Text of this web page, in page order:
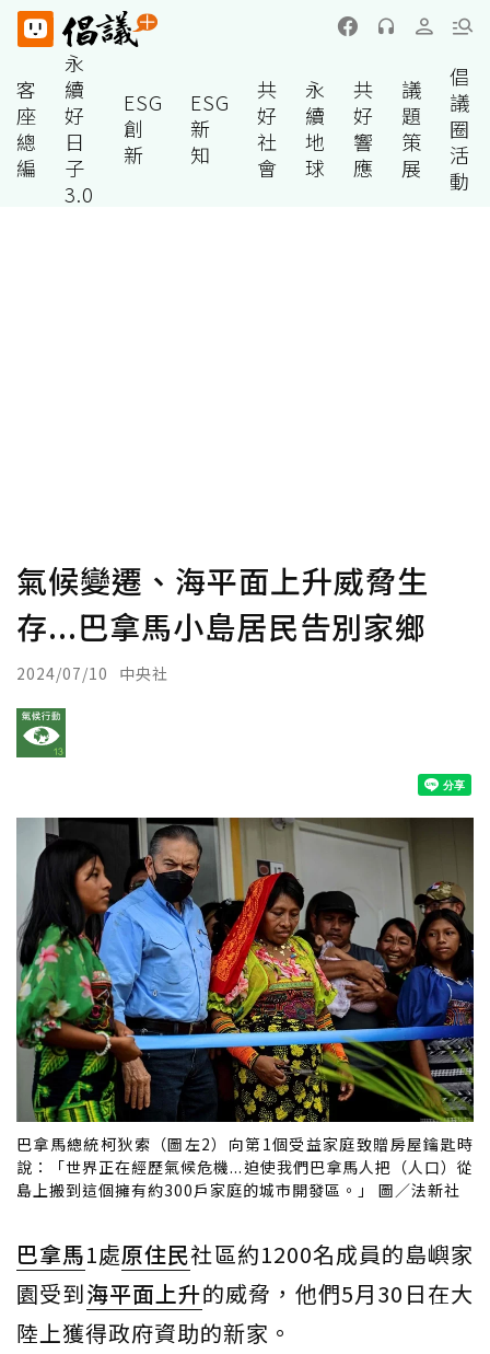
客
座
總
編
永
續
好
日
子
3.0
ESG
創
新
ESG
新
知
共
好
社
會
永
續
地
球
共
好
響
應
議
題
策
展
倡
議
圈
活
動
氣候變遷、海平面上升威脅生
存...巴拿馬小島居民告別家鄉
2024/07/10 中央社
巴拿馬總統柯狄索（圖左2）向第1個受益家庭致贈房屋鑰匙時
說：「世界正在經歷氣候危機...迫使我們巴拿馬人把（人口）從
島上搬到這個擁有約300戶家庭的城市開發區。」 圖／法新社
巴拿馬1處原住民社區約1200名成員的島嶼家
園受到海平面上升的威脅，他們5月30日在大
陸上獲得政府資助的新家。